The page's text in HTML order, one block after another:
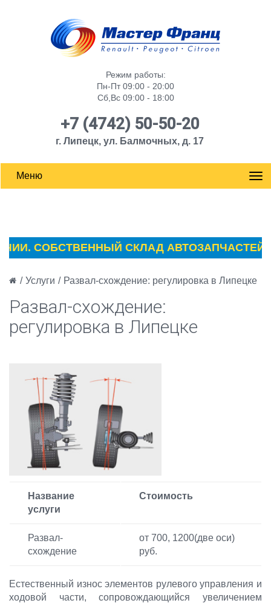
Режим работы:
Пн-Пт 09:00 - 20:00
Сб,Вс 09:00 - 18:00
+7 (4742) 50-50-20
г. Липецк, ул. Балмочных, д. 17
Меню
СОБСТВЕННЫЙ СКЛАД АВТОЗАПЧАСТЕЙ
/ Услуги / Развал-схождение: регулировка в Липецке
Развал-схождение:
регулировка в Липецке
Название
услуги
Стоимость
Развал-
схождение
от 700, 1200(две оси)
руб.
Естественный износ элементов рулевого управления и
ходовой части, сопровождающийся увеличением